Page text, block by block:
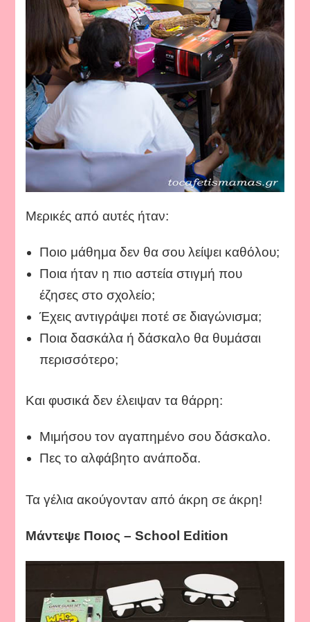
Μερικές από αυτές ήταν:
Ποιο μάθημα δεν θα σου λείψει καθόλου;
Ποια ήταν η πιο αστεία στιγμή που
έζησες στο σχολείο;
Έχεις αντιγράψει ποτέ σε διαγώνισμα;
Ποια δασκάλα ή δάσκαλο θα θυμάσαι
περισσότερο;
Και φυσικά δεν έλειψαν τα θάρρη:
Μιμήσου τον αγαπημένο σου δάσκαλο.
Πες το αλφάβητο ανάποδα.
Τα γέλια ακούγονταν από άκρη σε άκρη!
Μάντεψε Ποιος – School Edition